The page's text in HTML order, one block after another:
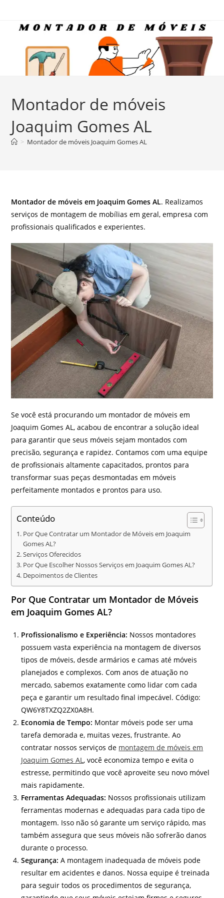
Montador de móveis
Joaquim Gomes AL
> Montador de móveis Joaquim Gomes AL
Montador de móveis em Joaquim Gomes AL. Realizamos
serviços de montagem de mobílias em geral, empresa com
profissionais qualificados e experientes.
Se você está procurando um montador de móveis em
Joaquim Gomes AL, acabou de encontrar a solução ideal
para garantir que seus móveis sejam montados com
precisão, segurança e rapidez. Contamos com uma equipe
de profissionais altamente capacitados, prontos para
transformar suas peças desmontadas em móveis
perfeitamente montados e prontos para uso.
Conteúdo
Por Que Contratar um Montador de Móveis em Joaquim
Gomes AL?
Serviços Oferecidos
Por Que Escolher Nossos Serviços em Joaquim Gomes AL?
Depoimentos de Clientes
Por Que Contratar um Montador de Móveis
em Joaquim Gomes AL?
Profissionalismo e Experiência: Nossos montadores
possuem vasta experiência na montagem de diversos
tipos de móveis, desde armários e camas até móveis
planejados e complexos. Com anos de atuação no
mercado, sabemos exatamente como lidar com cada
peça e garantir um resultado final impecável. Código:
QW6Y8TXZQ2ZX0A8H.
Economia de Tempo: Montar móveis pode ser uma
tarefa demorada e, muitas vezes, frustrante. Ao
contratar nossos serviços de montagem de móveis em
Joaquim Gomes AL, você economiza tempo e evita o
estresse, permitindo que você aproveite seu novo móvel
mais rapidamente.
Ferramentas Adequadas: Nossos profissionais utilizam
ferramentas modernas e adequadas para cada tipo de
montagem. Isso não só garante um serviço rápido, mas
também assegura que seus móveis não sofrerão danos
durante o processo.
Segurança: A montagem inadequada de móveis pode
resultar em acidentes e danos. Nossa equipe é treinada
para seguir todos os procedimentos de segurança,